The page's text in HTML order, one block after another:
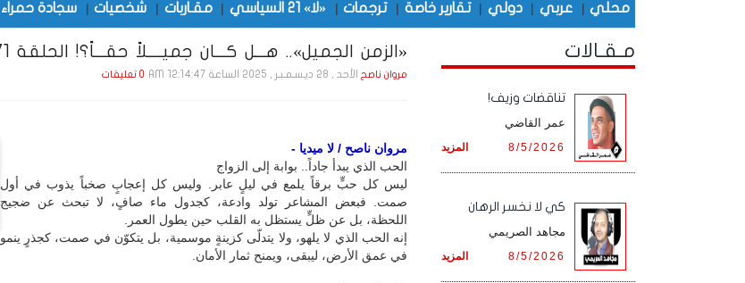
محلي | عربي | دولي | تقارير خاصة | ترجمات | «لا» 21 السياسي | مقـاربات | شخصيات | سجادة حمراء
«الزمن الجميل».. هـــل كـــان جميــــلاً حقـــاً؟! الحلقة 71
مروان ناصحالأحد , 28 ديـسـمـبـر , 2025 الساعة 12:14:47 AM 0 تعليقات
مروان ناصح / لا ميديا -
الحب الذي يبدأ جاداً.. بوابة إلى الزواج
ليس كل حبٍّ برقاً يلمع في ليلٍ عابر. وليس كل إعجابٍ صخباً يذوب في أول
صمت. فبعض المشاعر تولد وادعة، كجدول ماء صافٍ، لا تبحث عن ضجيج
اللحظة، بل عن ظلٍّ يستظل به القلب حين يطول العمر.
إنه الحب الذي لا يلهو، ولا يتدلّى كزينةٍ موسمية، بل يتكوّن في صمت، كجذرٍ ينمو
في عمق الأرض، ليبقى، ويمنح ثمار الأمان.
مـقـالات
تناقضات وزيف!
عمر القاضي
المزيد 8/5/2026
كي لا نخسر الرهان
مجاهد الصريمي
المزيد 8/5/2026